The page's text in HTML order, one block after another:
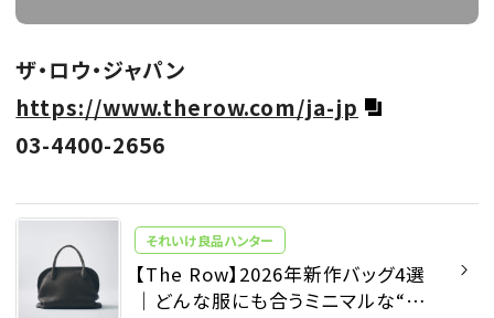
ザ・ロウ・ジャパン
https://www.therow.com/ja-jp
03-4400-2656
それいけ良品ハンター
【The Row】2026年新作バッグ4選
｜どんな服にも合うミニマルな“一